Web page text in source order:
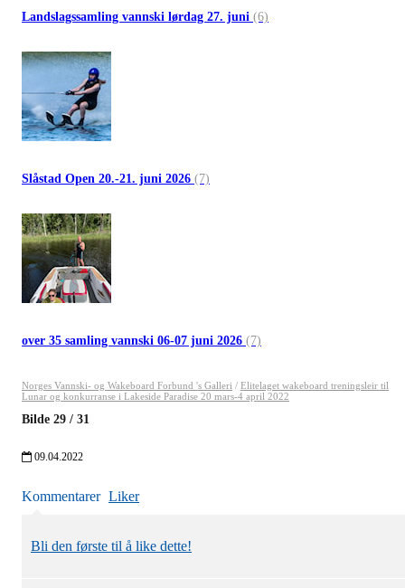
Landslagssamling vannski lørdag 27. juni (6)
Slåstad Open 20.-21. juni 2026 (7)
over 35 samling vannski 06-07 juni 2026 (7)
Norges Vannski- og Wakeboard Forbund 's Galleri / Elitelaget wakeboard treningsleir til
Lunar og konkurranse i Lakeside Paradise 20 mars-4 april 2022
Bilde 29 / 31
09.04.2022
Kommentarer Liker
Bli den første til å like dette!